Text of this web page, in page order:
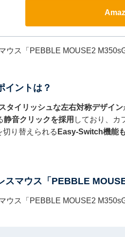
ウス「PEBBLE MOUSE2
イントは？
タイリッシュな左右対称デザイン
静音クリックを採用 しており、カ
り替えられる Easy-Switch機能
スマウス「PEBBLE
ウス「PEBBLE MOUSE2